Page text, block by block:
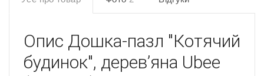
Опис Дошка-пазл "Котячий
будинок", деревʼяна Ubee